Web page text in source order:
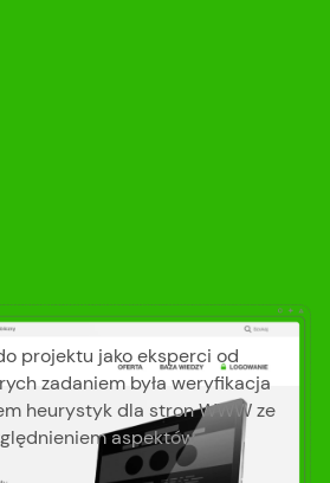
projektu jako eksperci od
zadaniem była weryfikacja
heurystyk dla stron WWW ze
aspektów